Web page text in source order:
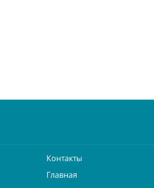
Контакты
Главная